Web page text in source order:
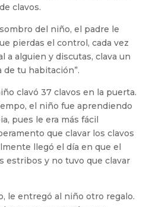
clavos.
del niño, el padre le
pierdas el control, cada vez
a alguien y discutas, clava un
de tu habitación”.
clavó 37 clavos en la puerta.
el niño fue aprendiendo
pues le era más fácil
que clavar los clavos
llegó el día en que el
estribos y no tuvo que clavar
le entregó al niño otro regalo.